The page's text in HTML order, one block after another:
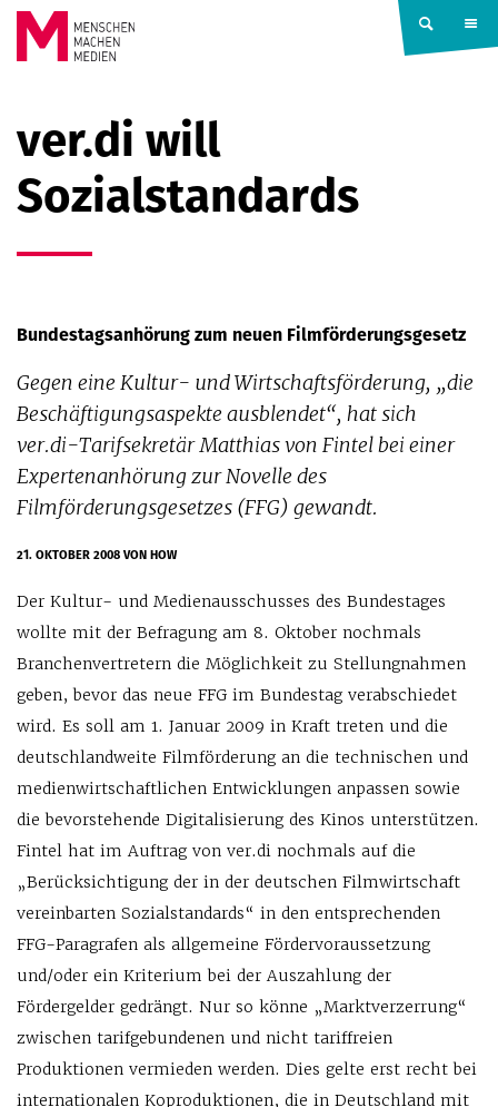
Springe zum Inhalt
MACHEN
MEDIEN
ver.di will
Sozialstandards
Bundestagsanhörung zum neuen Filmförderungsgesetz
Gegen eine Kultur- und Wirtschaftsförderung, „die
Beschäftigungsaspekte ausblendet“, hat sich
ver.di-Tarifsekretär Matthias von Fintel bei einer
Expertenanhörung zur Novelle des
Filmförderungsgesetzes (FFG) gewandt.
21. OKTOBER 2008VON HOW
Der Kultur- und Medienausschusses des Bundestages
wollte mit der Befragung am 8. Oktober nochmals
Branchenvertretern die Möglichkeit zu Stellungnahmen
geben, bevor das neue FFG im Bundestag verabschiedet
wird. Es soll am 1. Januar 2009 in Kraft treten und die
deutschlandweite Filmförderung an die technischen und
medienwirtschaftlichen Entwicklungen anpassen sowie
die bevorstehende Digitalisierung des Kinos unterstützen.
Fintel hat im Auftrag von ver.di nochmals auf die
„Berücksichtigung der in der deutschen Filmwirtschaft
vereinbarten Sozialstandards“ in den entsprechenden
FFG-Paragrafen als allgemeine Fördervoraussetzung
und/oder ein Kriterium bei der Auszahlung der
Fördergelder gedrängt. Nur so könne „Marktverzerrung“
zwischen tarifgebundenen und nicht tariffreien
Produktionen vermieden werden. Dies gelte erst recht bei
internationalen Koproduktionen, die in Deutschland mit